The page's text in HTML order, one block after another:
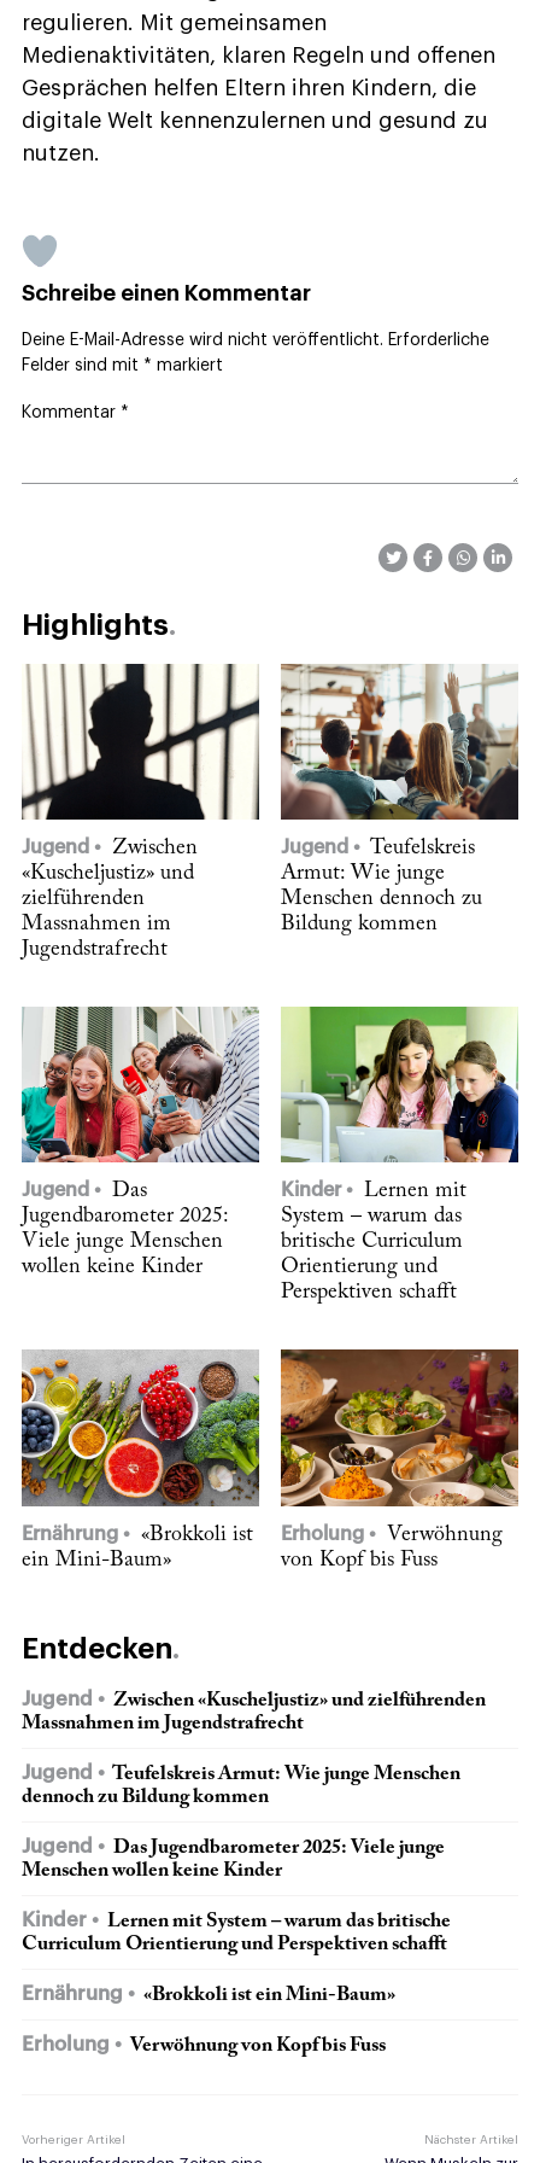
regulieren. Mit gemeinsamen
Medienaktivitäten, klaren Regeln und offenen
Gesprächen helfen Eltern ihren Kindern, die
digitale Welt kennenzulernen und gesund zu
nutzen.
Schreibe einen Kommentar
Deine E-Mail-Adresse wird nicht veröffentlicht. Erforderliche
Felder sind mit * markiert
Kommentar *
Highlights
Jugend
Zwischen
«Kuscheljustiz» und
zielführenden
Massnahmen im
Jugendstrafrecht
Jugend
Teufelskreis
Armut: Wie junge
Menschen dennoch zu
Bildung kommen
Jugend
Das
Jugendbarometer 2025:
Viele junge Menschen
wollen keine Kinder
Kinder
Lernen mit
System – warum das
britische Curriculum
Orientierung und
Perspektiven schafft
Ernährung
«Brokkoli ist
ein Mini-Baum»
Erholung
Verwöhnung
von Kopf bis Fuss
Entdecken
Jugend
Zwischen «Kuscheljustiz» und zielführenden
Massnahmen im Jugendstrafrecht
Jugend
Teufelskreis Armut: Wie junge Menschen
dennoch zu Bildung kommen
Jugend
Das Jugendbarometer 2025: Viele junge
Menschen wollen keine Kinder
Kinder
Lernen mit System – warum das britische
Curriculum Orientierung und Perspektiven schafft
Ernährung «Brokkoli ist ein Mini-Baum»
Erholung Verwöhnung von Kopf bis Fuss
Vorheriger Artikel Nächster Artikel